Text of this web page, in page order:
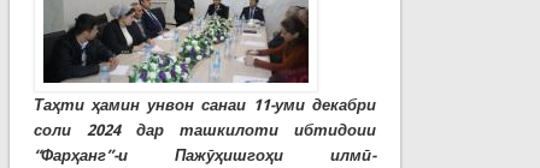
Таҳти ҳамин унвон санаи 11-уми декабри
соли 2024 дар ташкилоти ибтидоии
“Фарҳанг”-и Пажӯҳишгоҳи илмӣ-